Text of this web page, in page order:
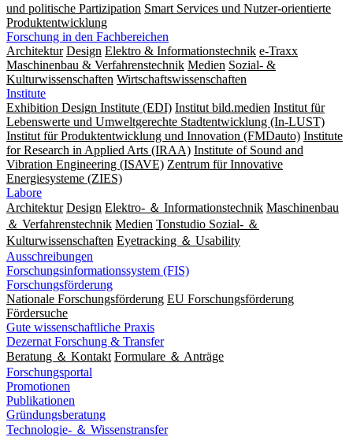
und politische Partizipation Smart Services und Nutzer-orientierte
Produktentwicklung
Forschung in den Fachbereichen
Architektur Design Elektro & Informationstechnik e-Traxx
Maschinenbau & Verfahrenstechnik Medien Sozial- &
Kulturwissenschaften Wirtschaftswissenschaften
Institute
Exhibition Design Institute (EDI) Institut bild.medien Institut für
Lebenswerte und Umweltgerechte Stadtentwicklung (In-LUST)
Institut für Produktentwicklung und Innovation (FMDauto) Institute
for Research in Applied Arts (IRAA) Institute of Sound and
Vibration Engineering (ISAVE) Zentrum für Innovative
Energiesysteme (ZIES)
Labore
Architektur Design Elektro- ＆ Informationstechnik Maschinenbau
＆ Verfahrenstechnik Medien Tonstudio Sozial- ＆
Kulturwissenschaften Eyetracking ＆ Usability
Ausschreibungen
Forschungsinformationssystem (FIS)
Forschungsförderung
Nationale Forschungsförderung EU Forschungsförderung
Fördersuche
Gute wissenschaftliche Praxis
Dezernat Forschung & Transfer
Beratung ＆ Kontakt Formulare ＆ Anträge
Forschungsportal
Promotionen
Publikationen
Gründungsberatung
Technologie- ＆ Wissenstransfer